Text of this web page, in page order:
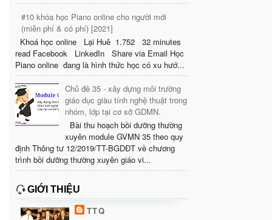
#10 khóa học Piano online cho người mới
(miễn phí & có phí) [2021]
Khoá học online Lại Huê 1.752 32 minutes
read Facebook LinkedIn Share via Email Học
Piano online đang là hình thức học có xu hướ...
Chủ đề 35 - xây dựng môi trường
giáo dục giàu tính nghệ thuật trong
nhóm, lớp tại cơ sở GDMN.
Bài thu hoạch bồi dưỡng thường
xuyên module GVMN 35 theo quy
định Thông tư 12/2019/TT-BGDĐT về chương
trình bồi dưỡng thường xuyên giáo vi...
GIỚI THIỆU
TTQ